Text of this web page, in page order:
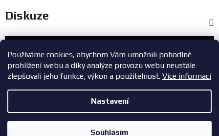
Používáme cookies, abychom Vám umožnili pohodlné
prohlížení webu a díky analýze provozu webu neustále
zlepšovali jeho funkce, výkon a použitelnost. Více informací
Nastavení
Souhlasím
Diskuze
Zákaznický servis
+420 603 785 748
Copyright 2026ZavodniAuta.cz. Všechna práva vyhrazena.|
Zásady ochrany osobních údajů